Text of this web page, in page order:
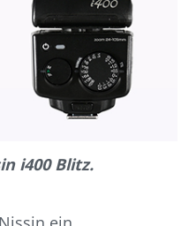
i400 Blitz.